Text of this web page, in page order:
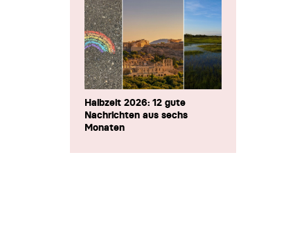
Halbzeit 2026: 12 gute
Nachrichten aus sechs
Monaten